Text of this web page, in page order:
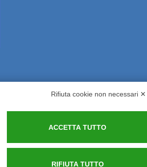
Rimborsi ed Indennizzi Contatti
Rifiuta cookie non necessari ✕
ACCETTA TUTTO
RIFIUTA TUTTO